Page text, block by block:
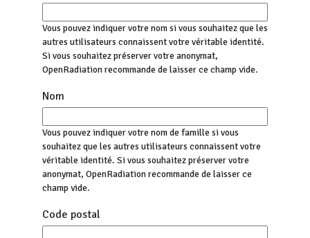
Vous pouvez indiquer votre nom si vous souhaitez que les
autres utilisateurs connaissent votre véritable identité.
Si vous souhaitez préserver votre anonymat,
OpenRadiation recommande de laisser ce champ vide.
Nom
Vous pouvez indiquer votre nom de famille si vous
souhaitez que les autres utilisateurs connaissent votre
véritable identité. Si vous souhaitez préserver votre
anonymat, OpenRadiation recommande de laisser ce
champ vide.
Code postal